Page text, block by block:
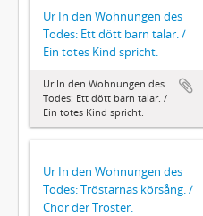
Ur In den Wohnungen des
Todes: Ett dött barn talar. /
Ein totes Kind spricht.
Ur In den Wohnungen des
Todes: Ett dött barn talar. /
Ein totes Kind spricht.
Ur In den Wohnungen des
Todes: Tröstarnas körsång. /
Chor der Tröster.